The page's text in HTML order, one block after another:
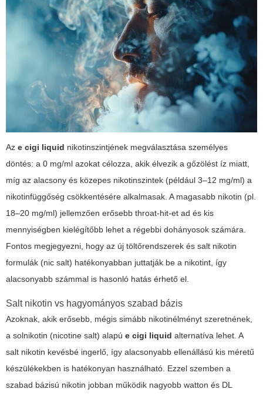
Az e cigi liquid nikotinszintjének megválasztása személyes
döntés: a 0 mg/ml azokat célozza, akik élvezik a gőzölést íz miatt,
míg az alacsony és közepes nikotinszintek (például 3–12 mg/ml) a
nikotinfüggőség csökkentésére alkalmasak. A magasabb nikotin (pl.
18–20 mg/ml) jellemzően erősebb throat-hit-et ad és kis
mennyiségben kielégítőbb lehet a régebbi dohányosok számára.
Fontos megjegyezni, hogy az új töltőrendszerek és salt nikotin
formulák (nic salt) hatékonyabban juttatják be a nikotint, így
alacsonyabb számmal is hasonló hatás érhető el.
Salt nikotin vs hagyományos szabad bázis
Azoknak, akik erősebb, mégis simább nikotinélményt szeretnének,
a solnikotin (nicotine salt) alapú e cigi liquid alternatíva lehet. A
salt nikotin kevésbé ingerlő, így alacsonyabb ellenállású kis méretű
készülékekben is hatékonyan használható. Ezzel szemben a
szabad bázisú nikotin jobban működik nagyobb watton és DL